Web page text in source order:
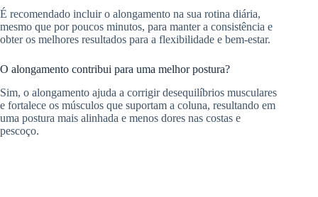
É recomendado incluir o alongamento na sua rotina diária,
mesmo que por poucos minutos, para manter a consistência e
obter os melhores resultados para a flexibilidade e bem-estar.
O alongamento contribui para uma melhor postura?
Sim, o alongamento ajuda a corrigir desequilíbrios musculares
e fortalece os músculos que suportam a coluna, resultando em
uma postura mais alinhada e menos dores nas costas e
pescoço.